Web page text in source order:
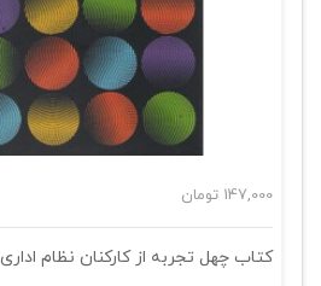
147,000 تومان
کتاب چهل تجربه از کارکنان نظام اداری